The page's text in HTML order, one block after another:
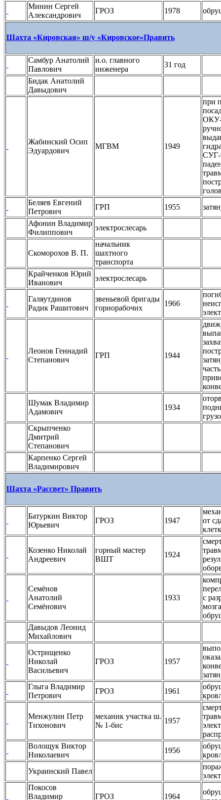
Минин Сергей
Александрович
ГРОЗ 1978
Шахта «Кировская» ш/у «Кировское»Править
Самбур Анатолий
Павлович
и.о. главного
инженера
31 год
Бидак Анатолий
Давыдович
Жабинский Осип
Эдуардович
МГВМ 1949
при
ОКУ-
СУГ-
Беляев Евгений
Петрович
ГРП 1955
Афонин Владимир
Филиппович
электрослесарь
Скоморохов В. П.
начальник
шахтного
транспорта
Крайченков Юрий
Иванович
электрослесарь
Галяутдинов
Радик Рашитович
звеньевой бригады
горнорабочих
1966
Леонов Геннадий
Степанович
ГРП 1944
Шумак Владимир
Адамович
1934
Скрыпченко
Дмитрий
Степанович
Карпенко Сергей
Владимирович
Шахта «Рассвет» Править
Батуркин Виктор
Юрьевич
ГРОЗ 1947
от
Козенко Николай
Андреевич
горный мастер
ВШТ
1924
Семёнов
Анатолий
Семёнович
1933
с
Давыдов Леонид
Михайлович
Острищенко
Николай
Васильевич
ГРОЗ 1957
Глыга Владимир
Петрович
ГРОЗ 1961
Менжулин Петр
Тихонович
механик участка ш.
№ 1-бис
1957
Волощук Виктор
Николаевич
1956
Украинский Павел
Покосов
Владимир
ГРОЗ 1964